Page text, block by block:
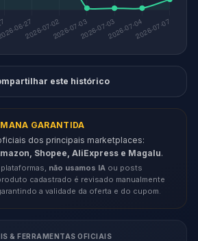
este histórico
GARANTIDA
dos principais marketplaces:
Shopee, AliExpress e Magalu.
não usamos IA ou posts
cadastrado é revisado manualmente
a validade da oferta e do cupom.
& FERRAMENTAS OFICIAIS